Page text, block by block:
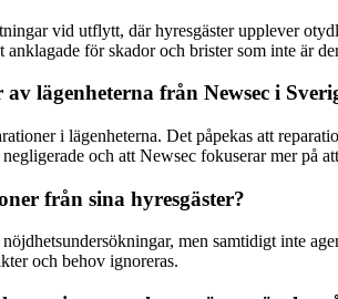
vid utflytt, där hyresgäster upplever
för skador och brister som inte är
lägenheterna från Newsec i
i lägenheterna. Det påpekas att
och att Newsec fokuserar mer på
från sina hyresgäster?
men samtidigt inte
och behov ignoreras.